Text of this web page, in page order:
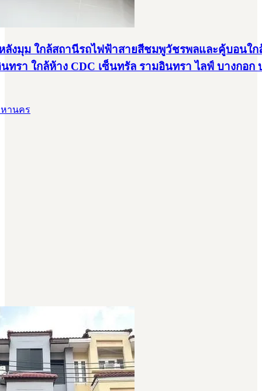
ลังมุม ใกล้สถานีรถไฟฟ้าสายสีชมพูวัชรพลและคู้บอนใ
ทรา ใกล้ห้าง CDC เซ็นทรัล รามอินทรา ไลฟ์ บางกอก
หานคร